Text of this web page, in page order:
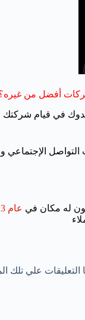
في قيام
الإجتماعي
له مكان في عام 2013
علي تلك